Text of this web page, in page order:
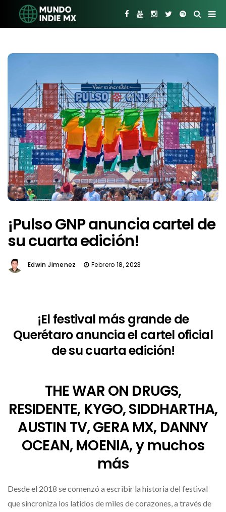
¡Pulso GNP anuncia cartel de
su cuarta edición!
Edwin Jimenez Febrero 18, 2023
¡El festival más grande de
Querétaro anuncia el cartel oficial
de su cuarta edición!
THE WAR ON DRUGS,
RESIDENTE, KYGO, SIDDHARTHA,
AUSTIN TV, GERA MX, DANNY
OCEAN, MOENIA, y muchos
más
Desde el 2018 se comenzó a escribir la historia del festival
que sincroniza los latidos de miles de corazones, a través de